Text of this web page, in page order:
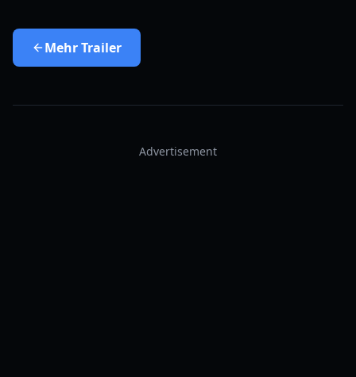
MehrTrailer
Advertisement